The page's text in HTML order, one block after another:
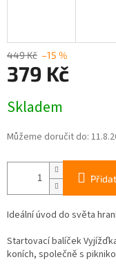
449 Kč –15 %
379 Kč
cena:
Skladem
Můžeme doručit do:
Ideální úvod do světa hraní
Startovací balíček
koních, společně s